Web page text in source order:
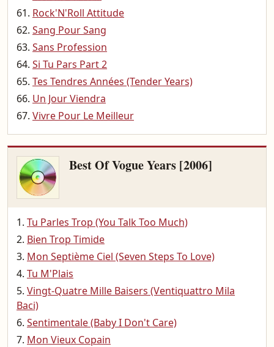
Rock'N'Roll Attitude
Sang Pour Sang
Sans Profession
Si Tu Pars Part 2
Tes Tendres Années (Tender Years)
Un Jour Viendra
Vivre Pour Le Meilleur
Best Of Vogue Years [2006]
Tu Parles Trop (You Talk Too Much)
Bien Trop Timide
Mon Septième Ciel (Seven Steps To Love)
Tu M'Plais
Vingt-Quatre Mille Baisers (Ventiquattro Mila
Baci)
Sentimentale (Baby I Don't Care)
Mon Vieux Copain